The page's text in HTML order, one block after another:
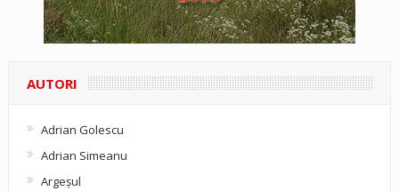
AUTORI
Adrian Golescu
Adrian Simeanu
Argeşul